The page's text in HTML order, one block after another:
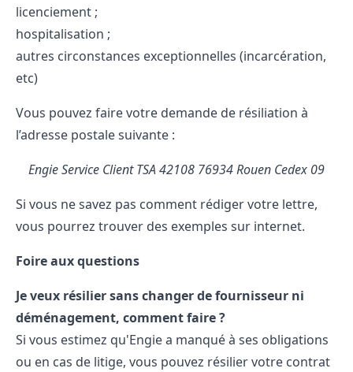
licenciement ;
hospitalisation ;
autres circonstances exceptionnelles (incarcération,
etc)
Vous pouvez faire votre demande de résiliation à
l’adresse postale suivante :
Engie Service Client TSA 42108 76934 Rouen Cedex 09
Si vous ne savez pas comment rédiger votre lettre,
vous pourrez trouver des exemples sur internet.
Foire aux questions
Je veux résilier sans changer de fournisseur ni
déménagement, comment faire ?
Si vous estimez qu'Engie a manqué à ses obligations
ou en cas de litige, vous pouvez résilier votre contrat